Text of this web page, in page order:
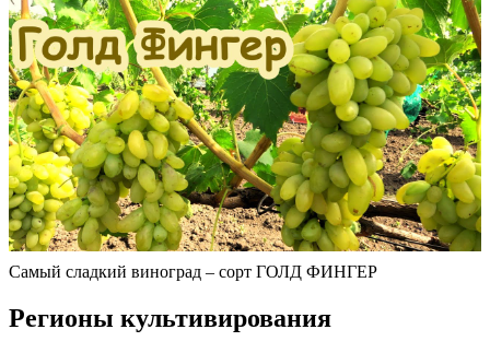
Самый сладкий виноград – сорт ГОЛД ФИНГЕР
Регионы культивирования